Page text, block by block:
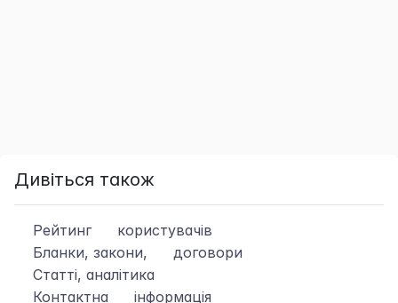
Дивіться також
Рейтинг
користувачів
Бланки, закони,
договори
Статті, аналітика
Контактна
інформація